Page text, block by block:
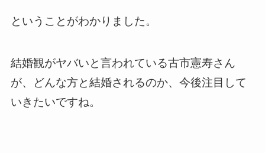
ということがわかりました。
結婚観がヤバいと言われている古市憲寿さん
が、どんな方と結婚されるのか、今後注目して
いきたいですね。